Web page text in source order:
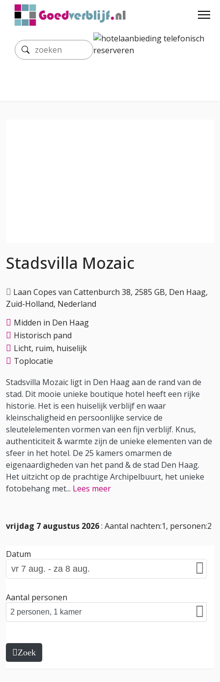
Stadsvilla Mozaic
Laan Copes van Cattenburch 38, 2585 GB, Den Haag,
Zuid-Holland, Nederland
Midden in Den Haag
Historisch pand
Licht, ruim, huiselijk
Toplocatie
Stadsvilla Mozaic ligt in Den Haag aan de rand van de
stad. Dit mooie unieke boutique hotel heeft een rijke
historie. Het is een huiselijk verblijf en waar
kleinschaligheid en persoonlijke service de
sleutelelementen vormen van een fijn verblijf. Knus,
authenticiteit & warmte zijn de unieke elementen van de
sfeer in het hotel. De 25 kamers omarmen de
eigenaardigheden van het pand & de stad Den Haag.
Het uitzicht op de prachtige Archipelbuurt, het unieke
fotobehang met... Lees meer
vrijdag 7 augustus 2026: Aantal nachten:1, personen:2
Datum
Aantal personen
Zoek